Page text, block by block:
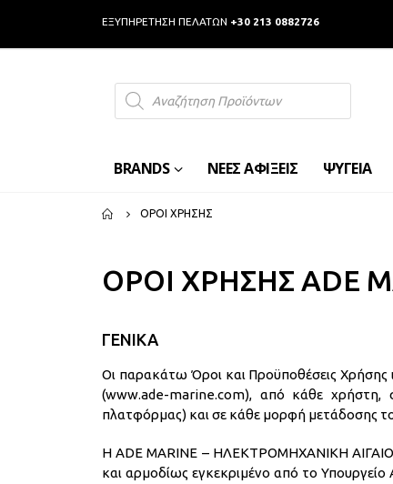
ΕΞΥΠΗΡΕΤΗΣΗ ΠΕΛΑΤΩΝ +30 213 0882726
Products
search
BRANDS ΝΕΕΣ ΑΦΙΞΕΙΣ ΨΥΓΕΙΑ
ΌΡΟΙ ΧΡΉΣΗΣ
ΟΡΟΙ ΧΡΗΣΗΣ ADE
ΓΕΝΙΚΑ
Οι παρακάτω Όροι και Προϋποθέσεις
(www.ade-marine.com), από κάθε χρήστη,
πλατφόρμας) και σε κάθε μορφή μετάδοσης
Η ADE MARINE – ΗΛΕΚΤΡΟΜΗΧΑΝΙΚΗ
και αρμοδίως εγκεκριμένο από το